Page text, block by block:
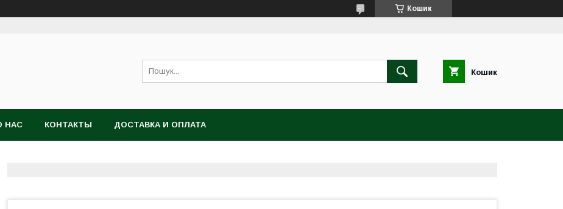
Кошик
Кошик
НАС КОНТАКТЫ ДОСТАВКА И ОПЛАТА